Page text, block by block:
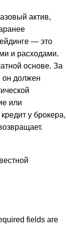
актив,
— это
и расходами.
основе. За
он должен
или
у брокера,
fields are